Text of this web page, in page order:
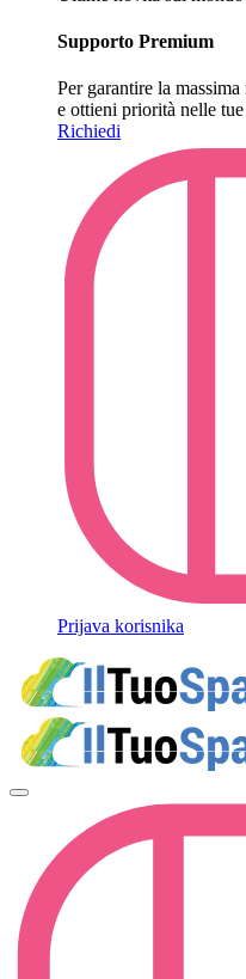
Supporto Premium
Per garantire la
e ottieni priorità nelle
Richiedi
Prijava korisnika